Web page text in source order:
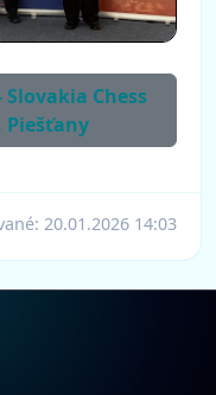
Slovakia Chess
Piešťany
20.01.2026 14:03